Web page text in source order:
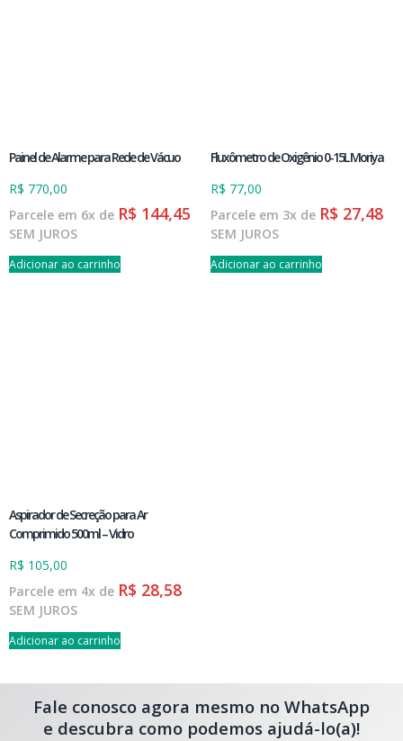
Painel de Alarme para Rede de Vácuo
R$ 770,00
Parcele em 6x de R$ 144,45
SEM JUROS
Adicionar ao carrinho
Fluxômetro de Oxigênio 0-15L Moriya
R$ 77,00
Parcele em 3x de R$ 27,48
SEM JUROS
Adicionar ao carrinho
Aspirador de Secreção para Ar
Comprimido 500ml – Vidro
R$ 105,00
Parcele em 4x de R$ 28,58
SEM JUROS
Adicionar ao carrinho
Fale conosco agora mesmo no WhatsApp
e descubra como podemos ajudá-lo(a)!